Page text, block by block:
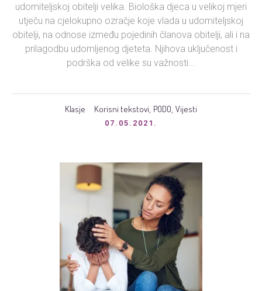
udomiteljskoj obitelji velika. Biološka djeca u velikoj mjeri
utječu na cjelokupno ozračje koje vlada u udomiteljskoj
obitelji, na odnose između pojedinih članova obitelji, ali i na
prilagodbu udomljenog djeteta. Njihova uključenost i
podrška od velike su važnosti...
Klasje Korisni tekstovi, PODO, Vijesti
07.05.2021.